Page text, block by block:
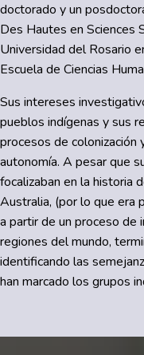
doctorado y un
Des Hautes en Sciences
Universidad del Rosario
Escuela de Ciencias
Sus intereses
pueblos indígenas y sus
procesos de colonización
autonomía. A pesar que
focalizaban en la historia
Australia, (por lo que era
a partir de un proceso de
regiones del mundo,
identificando las
han marcado los grupos